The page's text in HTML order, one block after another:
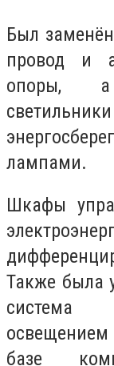
Был
провод и
опоры, а
лампами.
Шкафы
Также была
система
базе